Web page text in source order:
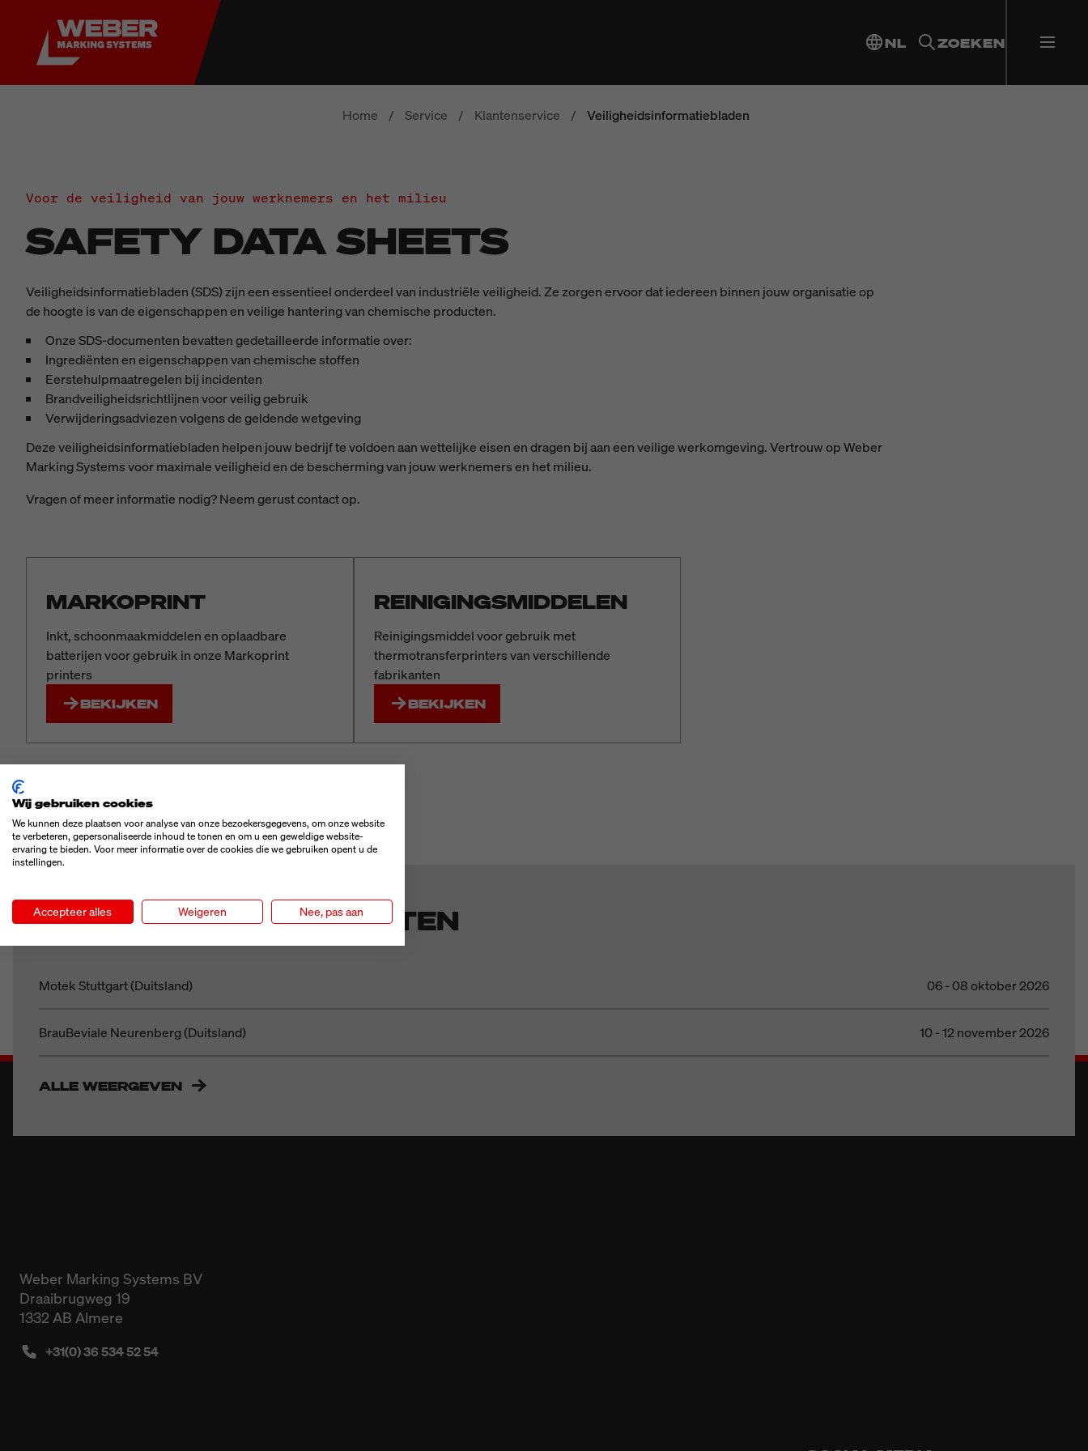
NL ZOEKEN
Home / Service / Klantenservice / Veiligheidsinformatiebladen
Voor de veiligheid van jouw werknemers en het milieu
SAFETY DATA SHEETS
Veiligheidsinformatiebladen (SDS) zijn een essentieel onderdeel van industriële veiligheid. Ze zorgen ervoor dat iedereen binnen jouw organisatie op
de hoogte is van de eigenschappen en veilige hantering van chemische producten.
Onze SDS-documenten bevatten gedetailleerde informatie over:
Ingrediënten en eigenschappen van chemische stoffen
Eerstehulpmaatregelen bij incidenten
Brandveiligheidsrichtlijnen voor veilig gebruik
Verwijderingsadviezen volgens de geldende wetgeving
Deze veiligheidsinformatiebladen helpen jouw bedrijf te voldoen aan wettelijke eisen en dragen bij aan een veilige werkomgeving. Vertrouw op Weber
Marking Systems voor maximale veiligheid en de bescherming van jouw werknemers en het milieu.
Vragen of meer informatie nodig? Neem gerust contact op.
MARKOPRINT
Inkt, schoonmaakmiddelen en oplaadbare
batterijen voor gebruik in onze Markoprint
printers
BEKIJKEN
REINIGINGSMIDDELEN
Reinigingsmiddel voor gebruik met
thermotransferprinters van verschillende
fabrikanten
BEKIJKEN
BEURZEN / EVENEMENTEN
Motek Stuttgart (Duitsland) 06 - 08 oktober 2026
BrauBeviale Neurenberg (Duitsland) 10 - 12 november 2026
ALLE WEERGEVEN
Weber Marking Systems BV
Draaibrugweg 19
1332 AB Almere
+31(0) 36 534 52 54
Wij gebruiken cookies
We kunnen deze plaatsen voor analyse van onze bezoekersgegevens, om onze website
te verbeteren, gepersonaliseerde inhoud te tonen en om u een geweldige website-
ervaring te bieden. Voor meer informatie over de cookies die we gebruiken opent u de
instellingen.
Accepteer alles Weigeren Nee, pas aan